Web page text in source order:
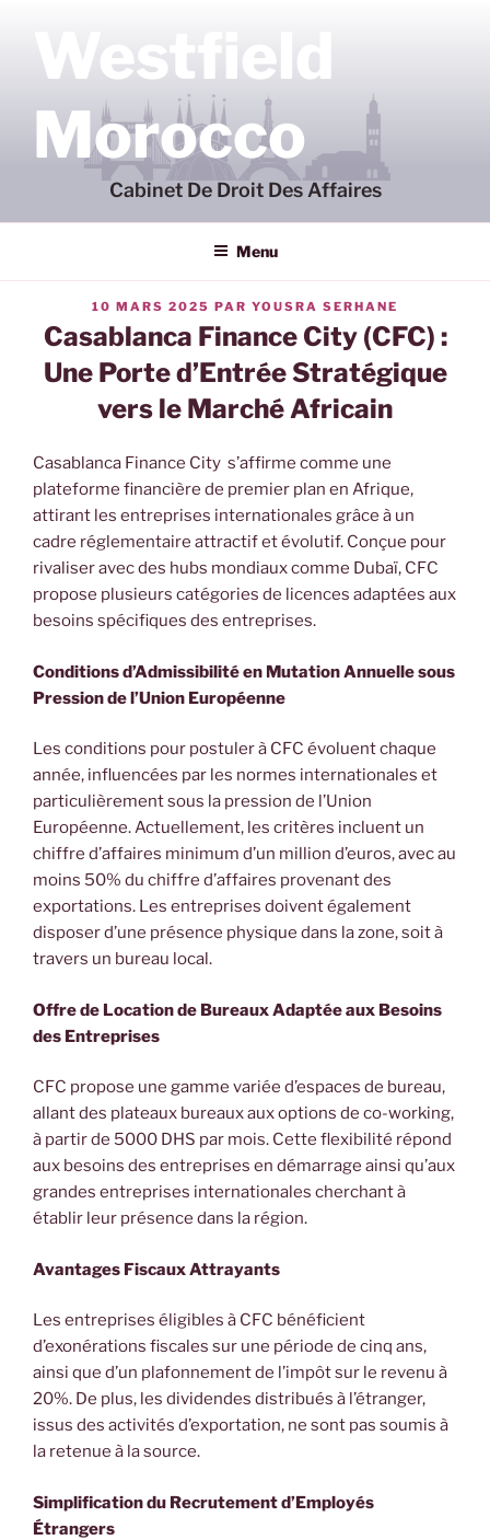
contenuWestfield
Morocco
Cabinet De Droit Des Affaires
Menu
PUBLIÉ
LE
10 MARS 2025 PAR YOUSRA SERHANE
Casablanca Finance City (CFC) :
Une Porte d’Entrée Stratégique
vers le Marché Africain
Casablanca Finance City s’affirme comme une
plateforme financière de premier plan en Afrique,
attirant les entreprises internationales grâce à un
cadre réglementaire attractif et évolutif. Conçue pour
rivaliser avec des hubs mondiaux comme Dubaï, CFC
propose plusieurs catégories de licences adaptées aux
besoins spécifiques des entreprises.
Conditions d’Admissibilité en Mutation Annuelle sous
Pression de l’Union Européenne
Les conditions pour postuler à CFC évoluent chaque
année, influencées par les normes internationales et
particulièrement sous la pression de l’Union
Européenne. Actuellement, les critères incluent un
chiffre d’affaires minimum d’un million d’euros, avec au
moins 50% du chiffre d’affaires provenant des
exportations. Les entreprises doivent également
disposer d’une présence physique dans la zone, soit à
travers un bureau local.
Offre de Location de Bureaux Adaptée aux Besoins
des Entreprises
CFC propose une gamme variée d’espaces de bureau,
allant des plateaux bureaux aux options de co-working,
à partir de 5000 DHS par mois. Cette flexibilité répond
aux besoins des entreprises en démarrage ainsi qu’aux
grandes entreprises internationales cherchant à
établir leur présence dans la région.
Avantages Fiscaux Attrayants
Les entreprises éligibles à CFC bénéficient
d’exonérations fiscales sur une période de cinq ans,
ainsi que d’un plafonnement de l’impôt sur le revenu à
20%. De plus, les dividendes distribués à l’étranger,
issus des activités d’exportation, ne sont pas soumis à
la retenue à la source.
Simplification du Recrutement d’Employés
Étrangers